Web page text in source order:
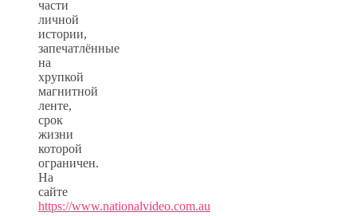
части
личной
истории,
запечатлённые
на
хрупкой
магнитной
ленте,
срок
жизни
которой
ограничен.
На
сайте
https://www.nationalvideo.com.au